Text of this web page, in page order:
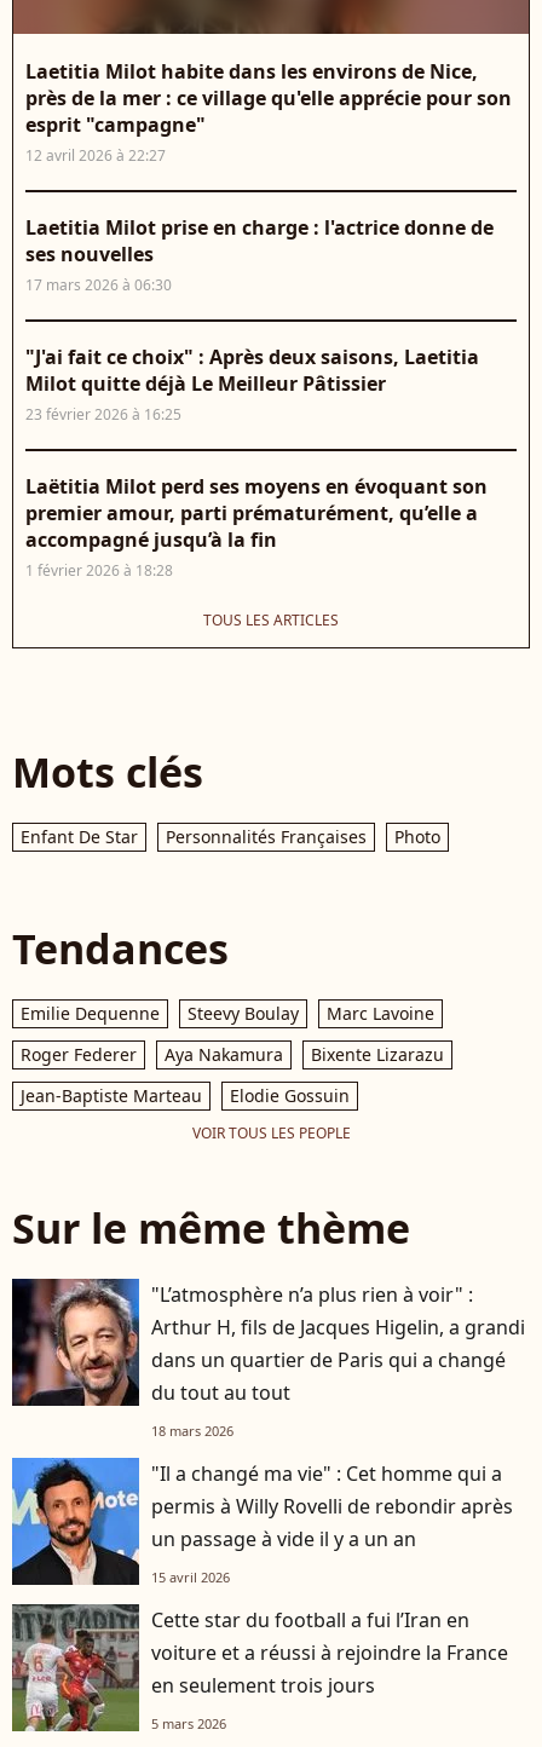
Laetitia Milot habite dans les environs de Nice,
près de la mer : ce village qu'elle apprécie pour son
esprit "campagne"
12 avril 2026 à 22:27
Laetitia Milot prise en charge : l'actrice donne de
ses nouvelles
17 mars 2026 à 06:30
"J'ai fait ce choix" : Après deux saisons, Laetitia
Milot quitte déjà Le Meilleur Pâtissier
23 février 2026 à 16:25
Laëtitia Milot perd ses moyens en évoquant son
premier amour, parti prématurément, qu’elle a
accompagné jusqu’à la fin
1 février 2026 à 18:28
TOUS LES ARTICLES
Mots clés
Enfant De Star Personnalités Françaises Photo
Tendances
Emilie Dequenne Steevy Boulay
Marc Lavoine
Roger Federer
Aya Nakamura
Bixente Lizarazu
Jean-Baptiste Marteau
Elodie Gossuin
VOIR TOUS LES PEOPLE
Sur le même thème
"L’atmosphère n’a plus rien à voir" :
Arthur H, fils de Jacques Higelin, a grandi
dans un quartier de Paris qui a changé
du tout au tout
18 mars 2026
"Il a changé ma vie" : Cet homme qui a
permis à Willy Rovelli de rebondir après
un passage à vide il y a un an
15 avril 2026
Cette star du football a fui l’Iran en
voiture et a réussi à rejoindre la France
en seulement trois jours
5 mars 2026